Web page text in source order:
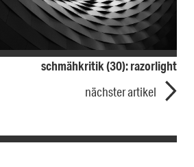
schmähkritik (30): razorlight
nächster artikel